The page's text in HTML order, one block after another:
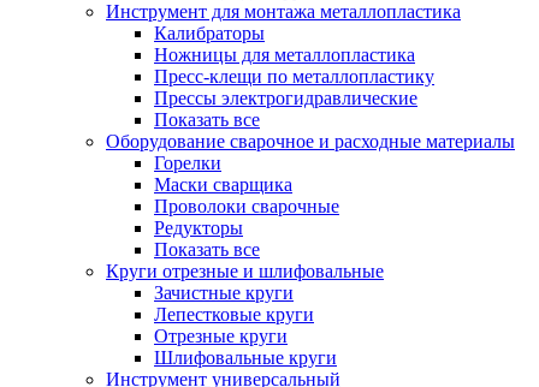
Инструмент для монтажа металлопластика
Калибраторы
Ножницы для металлопластика
Пресс-клещи по металлопластику
Прессы электрогидравлические
Показать все
Оборудование сварочное и расходные материалы
Горелки
Маски сварщика
Проволоки сварочные
Редукторы
Показать все
Круги отрезные и шлифовальные
Зачистные круги
Лепестковые круги
Отрезные круги
Шлифовальные круги
Инструмент универсальный